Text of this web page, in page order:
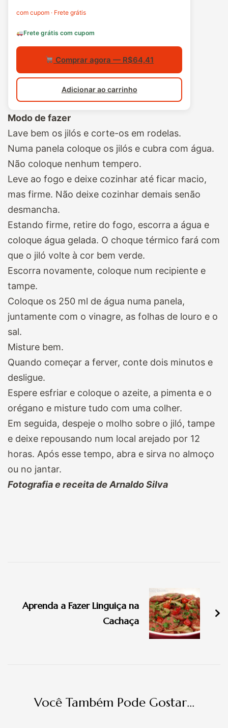
com cupom · Frete grátis
Frete grátis com cupom
Comprar agora — R$64,41
Adicionar ao carrinho
Modo de fazer
Lave bem os jilós e corte-os em rodelas.
Numa panela coloque os jilós e cubra com água.
Não coloque nenhum tempero.
Leve ao fogo e deixe cozinhar até ficar macio,
mas firme. Não deixe cozinhar demais senão
desmancha.
Estando firme, retire do fogo, escorra a água e
coloque água gelada. O choque térmico fará com
que o jiló volte à cor bem verde.
Escorra novamente, coloque num recipiente e
tampe.
Coloque os 250 ml de água numa panela,
juntamente com o vinagre, as folhas de louro e o
sal.
Misture bem.
Quando começar a ferver, conte dois minutos e
desligue.
Espere esfriar e coloque o azeite, a pimenta e o
orégano e misture tudo com uma colher.
Em seguida, despeje o molho sobre o jiló, tampe
e deixe repousando num local arejado por 12
horas. Após esse tempo, abra e sirva no almoço
ou no jantar.
Fotografia e receita de Arnaldo Silva
post
Aprenda a Fazer Linguiça na
Cachaça
Você Também Pode Gostar...